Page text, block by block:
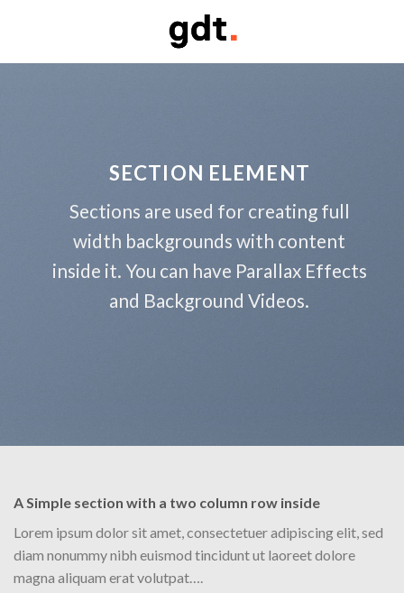
SECTION ELEMENT
Sections are used for creating full
width backgrounds with content
inside it. You can have Parallax Effects
and Background Videos.
A Simple section with a two column row inside
Lorem ipsum dolor sit amet, consectetuer adipiscing elit, sed
diam nonummy nibh euismod tincidunt ut laoreet dolore
magna aliquam erat volutpat….